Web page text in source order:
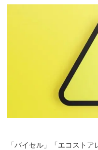
「バイセル」「エコスト